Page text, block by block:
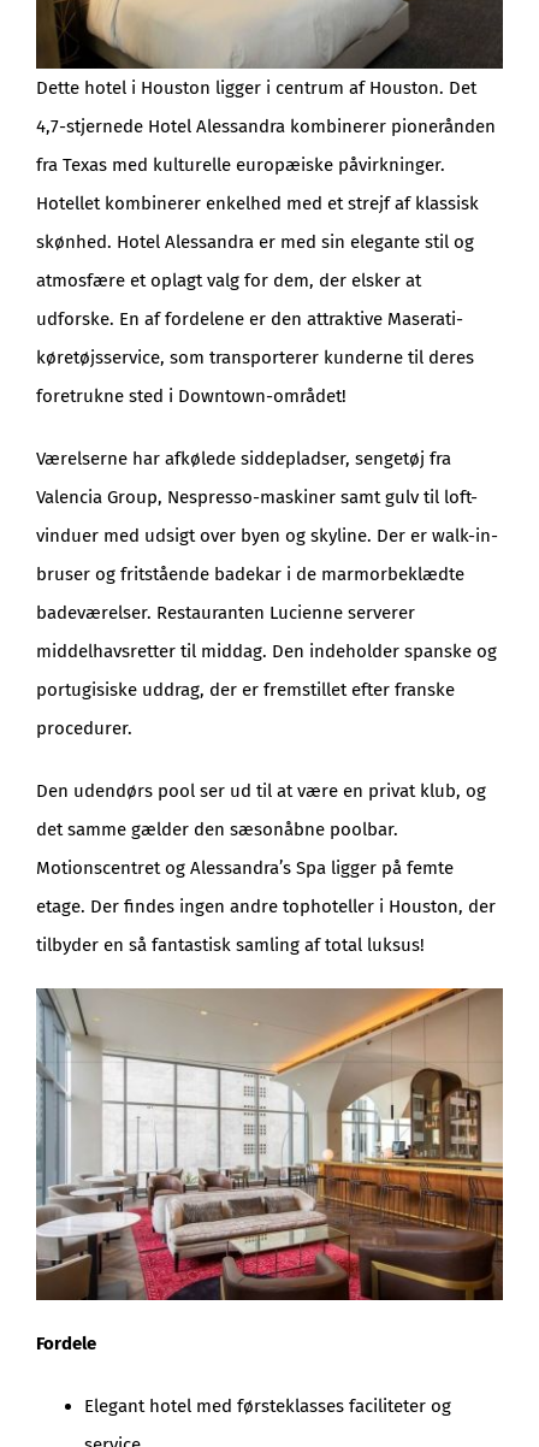
Dette hotel i Houston ligger i centrum af Houston. Det
4,7-stjernede Hotel Alessandra kombinerer pionerånden
fra Texas med kulturelle europæiske påvirkninger.
Hotellet kombinerer enkelhed med et strejf af klassisk
skønhed. Hotel Alessandra er med sin elegante stil og
atmosfære et oplagt valg for dem, der elsker at
udforske. En af fordelene er den attraktive Maserati-
køretøjsservice, som transporterer kunderne til deres
foretrukne sted i Downtown-området!
Værelserne har afkølede siddepladser, sengetøj fra
Valencia Group, Nespresso-maskiner samt gulv til loft-
vinduer med udsigt over byen og skyline. Der er walk-in-
bruser og fritstående badekar i de marmorbeklædte
badeværelser. Restauranten Lucienne serverer
middelhavsretter til middag. Den indeholder spanske og
portugisiske uddrag, der er fremstillet efter franske
procedurer.
Den udendørs pool ser ud til at være en privat klub, og
det samme gælder den sæsonåbne poolbar.
Motionscentret og Alessandra’s Spa ligger på femte
etage. Der findes ingen andre tophoteller i Houston, der
tilbyder en så fantastisk samling af total luksus!
Fordele
Elegant hotel med førsteklasses faciliteter og